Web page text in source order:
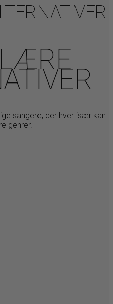
sangere, der hver især kan
genrer.